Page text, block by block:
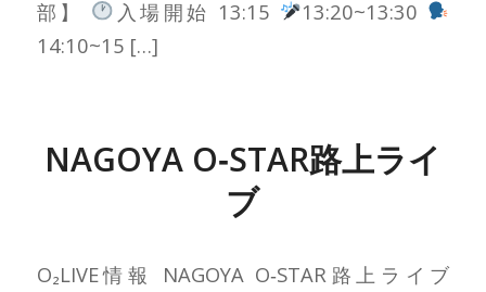
部】
入場開始 13:15
13:20~13:30
14:10~15 […]
NAGOYA O‐STAR路上ライ
ブ
O₂LIVE情報 NAGOYA O‐STAR路上ライブ